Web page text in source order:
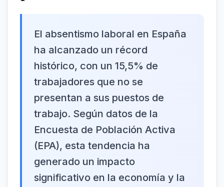
El absentismo laboral en España
ha alcanzado un récord
histórico, con un 15,5% de
trabajadores que no se
presentan a sus puestos de
trabajo. Según datos de la
Encuesta de Población Activa
(EPA), esta tendencia ha
generado un impacto
significativo en la economía y la